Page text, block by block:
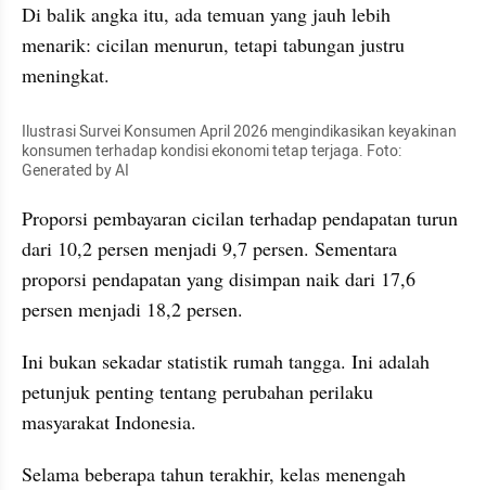
Di balik angka itu, ada temuan yang jauh lebih
menarik: cicilan menurun, tetapi tabungan justru
meningkat.
Ilustrasi Survei Konsumen April 2026 mengindikasikan keyakinan
konsumen terhadap kondisi ekonomi tetap terjaga. Foto:
Generated by AI
Proporsi pembayaran cicilan terhadap pendapatan turun
dari 10,2 persen menjadi 9,7 persen. Sementara
proporsi pendapatan yang disimpan naik dari 17,6
persen menjadi 18,2 persen.
Ini bukan sekadar statistik rumah tangga. Ini adalah
petunjuk penting tentang perubahan perilaku
masyarakat Indonesia.
Selama beberapa tahun terakhir, kelas menengah